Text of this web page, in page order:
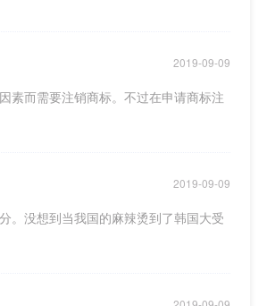
2019-09-09
而需要注销商标。不过在申请商标注
2019-09-09
。没想到当我国的麻辣烫到了韩国大受